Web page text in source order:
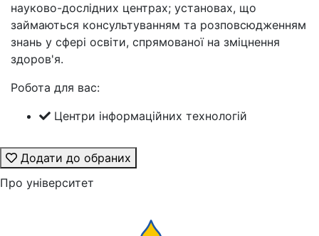
науково-дослідних центрах; установах, що
займаються консультуванням та розповсюдженням
знань у сфері освіти, спрямованої на зміцнення
здоров'я.
Робота для вас:
Центри інформаційних технологій
Додати до обраних
Про університет